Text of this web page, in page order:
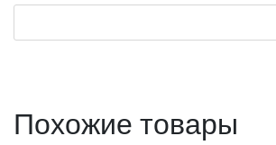
Похожие товары